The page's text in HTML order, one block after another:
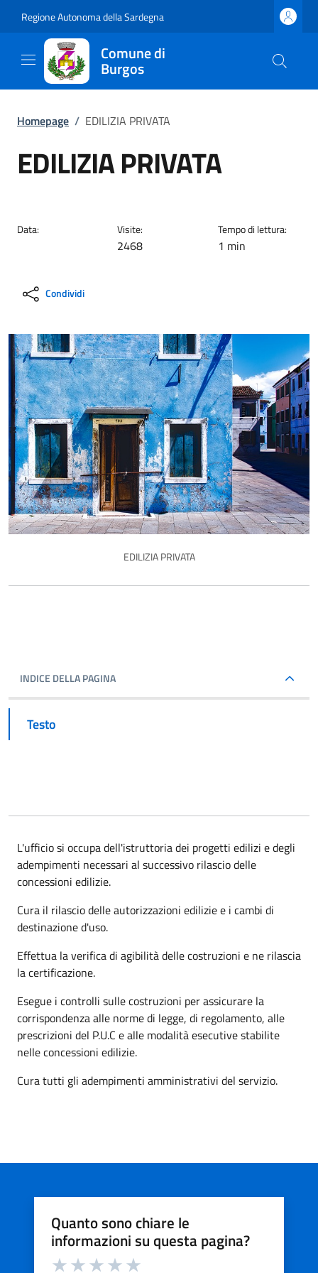
Regione Autonoma della Sardegna
Comune di
Burgos
Homepage / EDILIZIA PRIVATA
EDILIZIA PRIVATA
Data: Visite:
2468
Tempo di lettura:
1 min
Condividi
EDILIZIA PRIVATA
INDICE DELLA PAGINA
Testo
L'ufficio si occupa dell'istruttoria dei progetti edilizi e degli
adempimenti necessari al successivo rilascio delle
concessioni edilizie.
Cura il rilascio delle autorizzazioni edilizie e i cambi di
destinazione d'uso.
Effettua la verifica di agibilità delle costruzioni e ne rilascia
la certificazione.
Esegue i controlli sulle costruzioni per assicurare la
corrispondenza alle norme di legge, di regolamento, alle
prescrizioni del P.U.C e alle modalità esecutive stabilite
nelle concessioni edilizie.
Cura tutti gli adempimenti amministrativi del servizio.
Quanto sono chiare le
informazioni su questa pagina?
Valuta da 1 a 5 stelle la pagina